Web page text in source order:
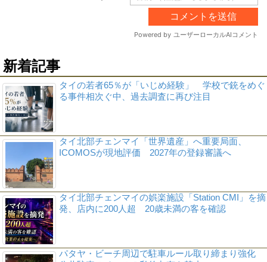
新着記事
タイの若者65％が「いじめ経験」 学校で銃をめぐ
る事件相次ぐ中、過去調査に再び注目
タイ北部チェンマイ「世界遺産」へ重要局面、
ICOMOSが現地評価 2027年の登録審議へ
タイ北部チェンマイの娯楽施設「Station CMI」を摘
発、店内に200人超 20歳未満の客を確認
パタヤ・ビーチ周辺で駐車ルール取り締まり強化